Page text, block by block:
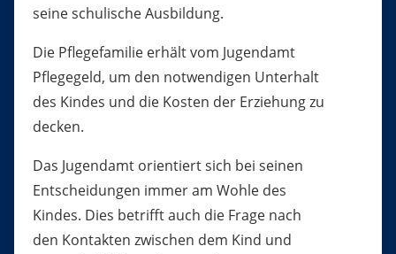
seine schulische Ausbildung.
Die Pflegefamilie erhält vom Jugendamt
Pflegegeld, um den notwendigen Unterhalt
des Kindes und die Kosten der Erziehung zu
decken.
Das Jugendamt orientiert sich bei seinen
Entscheidungen immer am Wohle des
Kindes. Dies betrifft auch die Frage nach
den Kontakten zwischen dem Kind und